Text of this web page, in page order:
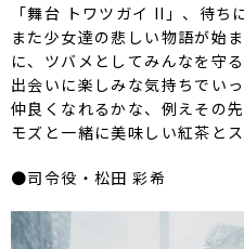
「舞台 トワツガイ II」、待ち
また少女達の悲しい物語が始
に、ツバメとしてみんなを守
出会いに楽しみな気持ちでいっ
仲良くなれるかな、例えその
モズと一緒に美味しい紅茶と
●司令役・松田 彩希